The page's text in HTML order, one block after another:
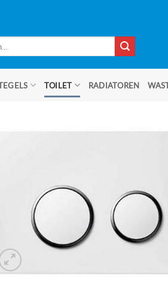
TOILET RADIATOREN